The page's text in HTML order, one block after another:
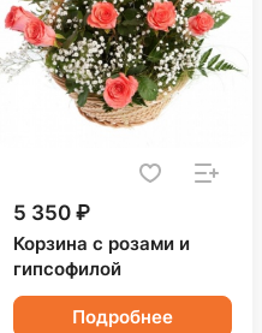
5 350 ₽
Корзина с розами и
гипсофилой
Подробнее